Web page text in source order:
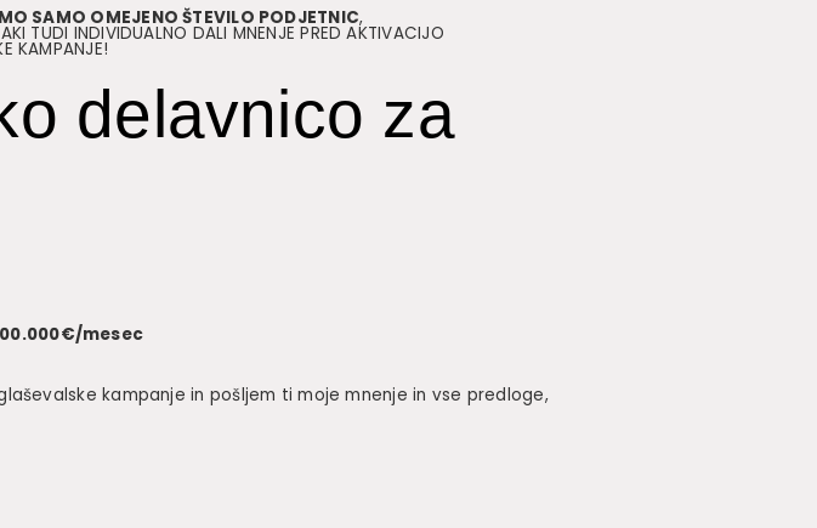
SAMO OMEJENO ŠTEVILO PODJETNIC,
TUDI INDIVIDUALNO DALI MNENJE PRED AKTIVACIJO
KAMPANJE!
delavnico za
100.000€/mesec
kampanje in pošljem ti moje mnenje in vse predloge,